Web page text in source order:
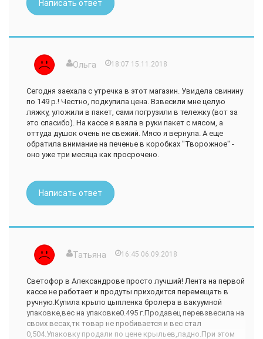
Написать ответ
Ольга 18:07 15.11.2018
Сегодня заехала с утречка в этот магазин. Увидела свинину
по 149 р.! Честно, подкупила цена. Взвесили мне целую
ляжку, уложили в пакет, сами погрузили в тележку (вот за
это спасибо). На кассе я взяла в руки пакет с мясом, а
оттуда душок очень не свежий. Мясо я вернула. А еще
обратила внимание на печенье в коробках "Творожное" -
оно уже три месяца как просрочено.
Написать ответ
Татьяна 16:45 06.09.2018
Светофор в Александрове просто лучший! Лента на первой
кассе не работает и продуты приходится перемещать в
ручную.Купила крыло цыпленка бролера в вакуумной
упаковке,вес на упаковке0.495 г.Продавец перевзвесила на
своих весах,тк товар не пробивается и вес стал
0,504.Упаковку продали по цене крыльев,ладно.При этом